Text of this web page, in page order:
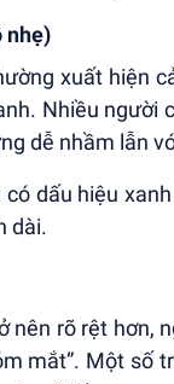
nhẹ)
xuất hiện
Nhiều người
dễ nhầm lẫn
dấu hiệu
dài.
nên rõ rệt hơn,
mắt”. Một số